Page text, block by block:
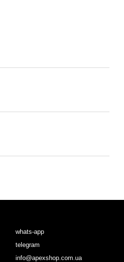
whats-app
telegram
info@apexshop.com.ua